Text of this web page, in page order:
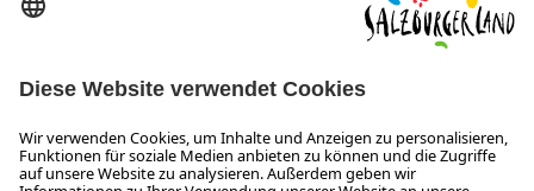
Infos zum Urlaub im SalzburgerLand